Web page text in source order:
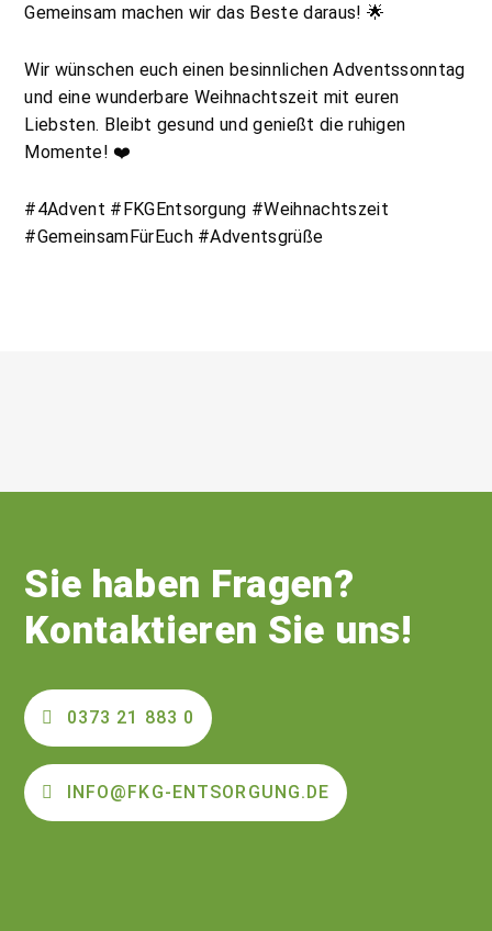
Gemeinsam machen wir das Beste daraus! 🌟
Wir wünschen euch einen besinnlichen Adventssonntag
und eine wunderbare Weihnachtszeit mit euren
Liebsten. Bleibt gesund und genießt die ruhigen
Momente! ❤️
#4Advent #FKGEntsorgung #Weihnachtszeit
#GemeinsamFürEuch #Adventsgrüße
Sie haben Fragen?
Kontaktieren Sie uns!
0373 21 883 0
INFO@FKG-ENTSORGUNG.DE